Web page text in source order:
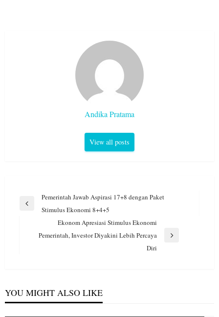
Andika Pratama
View all posts
Navigasi
pos
Previous
Pemerintah Jawab Aspirasi 17+8 dengan Paket
Stimulus Ekonomi 8+4+5
Ekonom Apresiasi Stimulus Ekonomi
Pemerintah, Investor Diyakini Lebih Percaya
Diri
YOU MIGHT ALSO LIKE